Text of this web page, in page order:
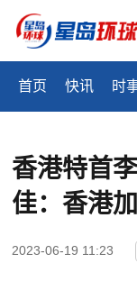
首页 快讯 时
香港特首
佳：香港
2023-06-19 11:23